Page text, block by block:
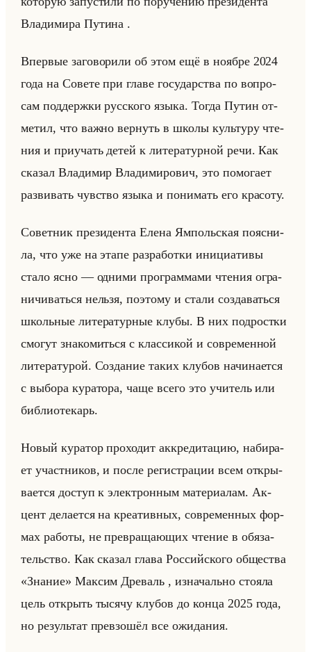
Вла­ди­ми­ра Пу­ти­на .
Впер­вые за­го­во­ри­ли об этом ещё в но­яб­ре 2024
года на Со­ве­те при главе го­су­дар­ства по во­про­
сам под­держ­ки рус­ско­го языка. Тогда Путин от­
ме­тил, что важно вер­нуть в школы культу­ру чте­
ния и при­учать детей к ли­те­ра­тур­ной речи. Как
ска­зал Вла­ди­мир Вла­ди­ми­ро­вич, это по­мо­га­ет
раз­ви­вать чув­ство языка и по­ни­мать его кра­со­ту.
Со­вет­ник пре­зи­ден­та Елена Ям­польская по­яс­ни­
ла, что уже на этапе раз­ра­бот­ки ини­ци­ати­вы
стало ясно — од­ни­ми про­грам­ма­ми чте­ния огра­
ни­чи­ваться нельзя, по­это­му и стали со­зда­ваться
школьные ли­те­ра­тур­ные клубы. В них под­рост­ки
смо­гут зна­ко­миться с клас­си­кой и со­вре­мен­ной
ли­те­ра­ту­рой. Со­зда­ние таких клу­бов на­чи­на­ет­ся
с вы­бо­ра ку­ра­то­ра, чаще всего это учи­тель или
биб­лио­те­карь.
Новый ку­ра­тор про­хо­дит ак­кре­ди­та­цию, на­би­ра­
ет участ­ни­ков, и после ре­ги­стра­ции всем от­кры­
ва­ет­ся до­ступ к элек­трон­ным ма­те­ри­алам. Ак­
цент де­ла­ет­ся на кре­атив­ных, со­вре­мен­ных фор­
мах ра­бо­ты, не пре­вра­ща­ющих чте­ние в обя­за­
тельство. Как ска­зал глава Рос­сийско­го об­ще­ства
«Знание» Мак­сим Дре­валь , из­на­чально сто­яла
цель от­крыть ты­ся­чу клу­бов до конца 2025 года,
но ре­зультат пре­взо­шёл все ожи­да­ния.